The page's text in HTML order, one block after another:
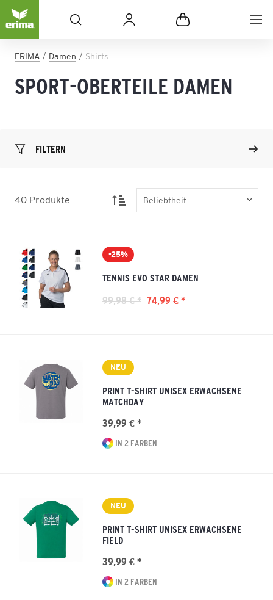
ERIMA Damen Shirts
SPORT-OBERTEILE DAMEN
FILTERN
40 Produkte
-25%
TENNIS EVO STAR DAMEN
99,98 € * 74,99 € *
NEU
PRINT T-SHIRT UNISEX ERWACHSENE
MATCHDAY
39,99 € *
IN 2 FARBEN
NEU
PRINT T-SHIRT UNISEX ERWACHSENE
FIELD
39,99 € *
IN 2 FARBEN